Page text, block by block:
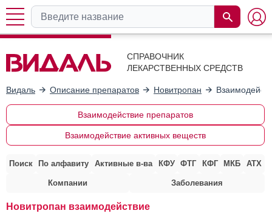
СПРАВОЧНИК
ЛЕКАРСТВЕННЫХ СРЕДСТВ
Видаль Описание препаратов Новитропан
Взаимодействие препаратов
Взаимодействие активных веществ
Поиск По алфавиту Активные в-ва КФУ ФТГ КФГ МКБ АТХ
Компании Заболевания
Новитропан взаимодействие